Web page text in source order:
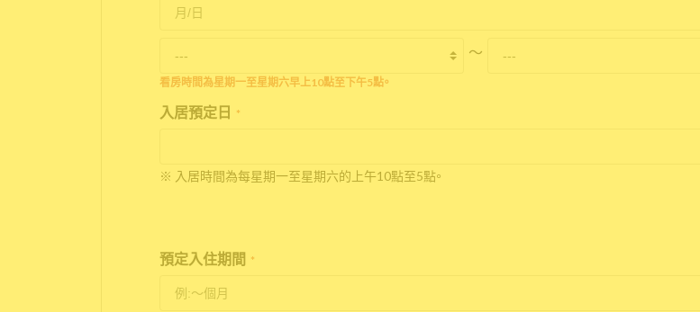
〜
看房時間為星期一至星期六早上10點至下午5點。
入居預定日 *
※ 入居時間為每星期一至星期六的上午10點至5點。
預定入住期間 *